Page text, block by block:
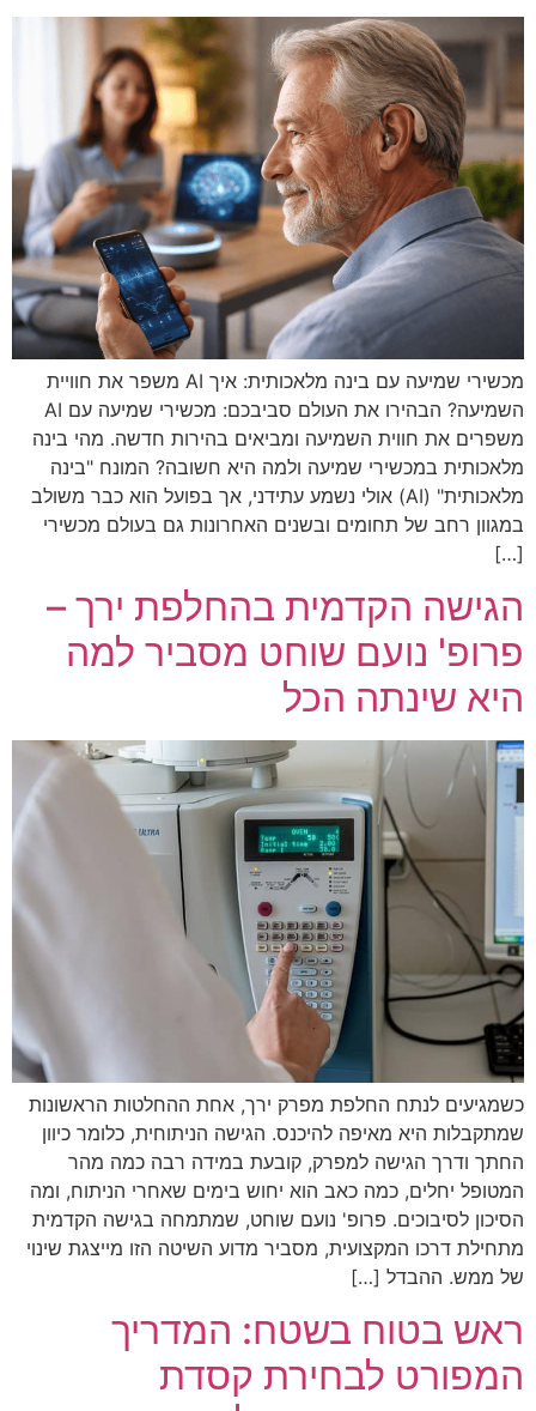
מכשירי שמיעה עם בינה מלאכותית: איך AI משפר את חוויית
השמיעה? הבהירו את העולם סביבכם: מכשירי שמיעה עם AI
משפרים את חווית השמיעה ומביאים בהירות חדשה. מהי בינה
מלאכותית במכשירי שמיעה ולמה היא חשובה? המונח "בינה
מלאכותית" (AI) אולי נשמע עתידני, אך בפועל הוא כבר משולב
במגוון רחב של תחומים ובשנים האחרונות גם בעולם מכשירי
[…]
הגישה הקדמית בהחלפת ירך –
פרופ' נועם שוחט מסביר למה
היא שינתה הכל
כשמגיעים לנתח החלפת מפרק ירך, אחת ההחלטות הראשונות
שמתקבלות היא מאיפה להיכנס. הגישה הניתוחית, כלומר כיוון
החתך ודרך הגישה למפרק, קובעת במידה רבה כמה מהר
המטופל יחלים, כמה כאב הוא יחוש בימים שאחרי הניתוח, ומה
הסיכון לסיבוכים. פרופ' נועם שוחט, שמתמחה בגישה הקדמית
מתחילת דרכו המקצועית, מסביר מדוע השיטה הזו מייצגת שינוי
של ממש. ההבדל […]
ראש בטוח בשטח: המדריך
המפורט לבחירת קסדת